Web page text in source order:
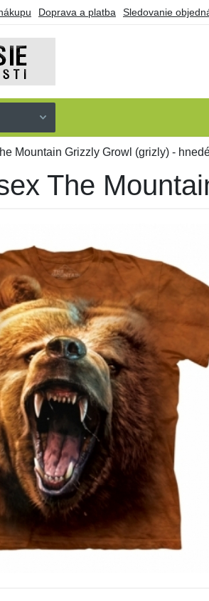
Doprava a platba Sledovanie
Mountain Grizzly Growl (grizly) -
The